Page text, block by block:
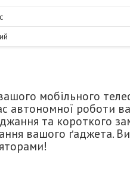
мобільного
автономної роботи
та короткого
вашого ґаджета.